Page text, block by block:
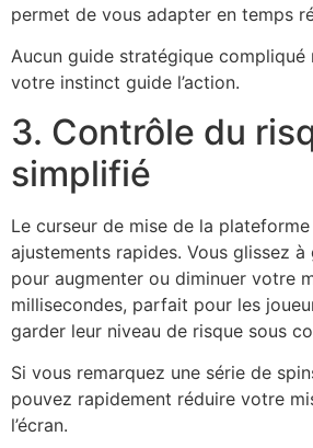
permet de vous adapter en temps
Aucun guide stratégique compliqué
votre instinct guide l’action.
3. Contrôle du
simplifié
Le curseur de mise de la
ajustements rapides. Vous glissez
pour augmenter ou diminuer votre
millisecondes, parfait pour les
garder leur niveau de risque sous
Si vous remarquez une série de
pouvez rapidement réduire votre
l’écran.